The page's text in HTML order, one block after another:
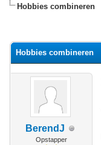
Hobbies combineren
Hobbies combineren
BerendJ
Opstapper